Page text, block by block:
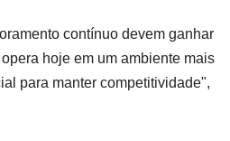
contínuo devem ganhar
hoje em um ambiente mais
para manter competitividade",